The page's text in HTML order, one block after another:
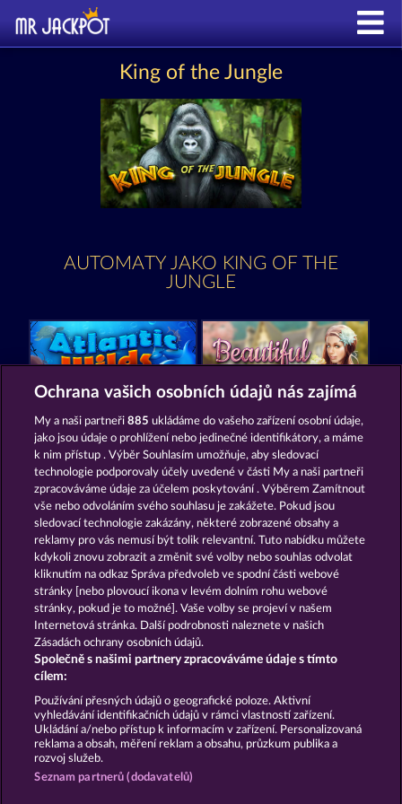
King of the Jungle
AUTOMATY JAKO KING OF THE
JUNGLE
Atlantic Wilds Beautiful Nature
Majestic King Cutie Cat
Podmínky Prohlášení o Soukromí a Cookies
Kontakt Společnost Časté dotazy
Podat Žádost o Odstoupení
Ochrana vašich osobních údajů nás zajímá
My a naši partneři885 ukládáme do vašeho zařízení osobní údaje,
jako jsou údaje o prohlížení nebo jedinečné identifikátory, a máme
k nim přístup . Výběr Souhlasím umožňuje, aby sledovací
technologie podporovaly účely uvedené v části My a naši partneři
zpracováváme údaje za účelem poskytování . Výběrem Zamítnout
vše nebo odvoláním svého souhlasu je zakážete. Pokud jsou
sledovací technologie zakázány, některé zobrazené obsahy a
reklamy pro vás nemusí být tolik relevantní. Tuto nabídku můžete
kdykoli znovu zobrazit a změnit své volby nebo souhlas odvolat
kliknutím na odkaz Správa předvoleb ve spodní části webové
stránky [nebo plovoucí ikona v levém dolním rohu webové
stránky, pokud je to možné]. Vaše volby se projeví v našem
Internetová stránka. Další podrobnosti naleznete v našich
Zásadách ochrany osobních údajů.
Společně s našimi partnery zpracováváme údaje s tímto
cílem:
Používání přesných údajů o geografické poloze. Aktivní
vyhledávání identifikačních údajů v rámci vlastností zařízení.
Ukládání a/nebo přístup k informacím v zařízení. Personalizovaná
reklama a obsah, měření reklam a obsahu, průzkum publika a
rozvoj služeb.
Seznam partnerů (dodavatelů)